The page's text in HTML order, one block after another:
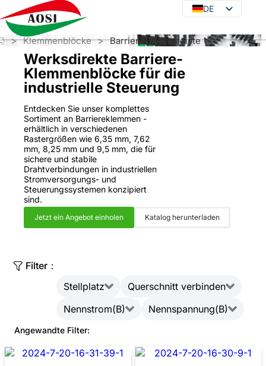
DE
DE
JA
>Klemmenblöcke>Barriere-Klemmleiste
Werksdirekte Barriere-
Klemmenblöcke für die
industrielle Steuerung
Entdecken Sie unser komplettes
Sortiment an Barriereklemmen -
erhältlich in verschiedenen
Rastergrößen wie 6,35 mm, 7,62
mm, 8,25 mm und 9,5 mm, die für
sichere und stabile
Drahtverbindungen in industriellen
Stromversorgungs- und
Steuerungssystemen konzipiert
sind.
Jetzt ein Angebot einholen Katalog herunterladen
Filter：
Stellplatz
Querschnitt verbinden
Nennstrom(B)
Nennspannung(B)
Angewandte Filter: